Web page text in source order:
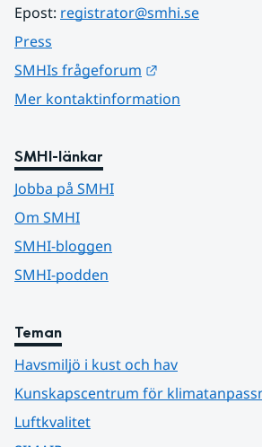
Epost: registrator@smhi.se
Press
SMHIs frågeforum
Mer kontaktinformation
SMHI-länkar
Jobba på SMHI
Om SMHI
SMHI-bloggen
SMHI-podden
Teman
Havsmiljö i kust och hav
Kunskapscentrum för
Luftkvalitet